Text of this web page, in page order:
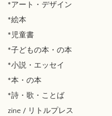
*アート・デザイン
*絵本
*児童書
*子どもの本・の本
*小説・エッセイ
*本・の本
*詩・歌・ことば
zine / リトルプレス